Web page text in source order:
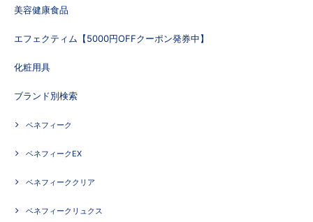
美容健康食品
エフェクティム【5000円OFFクーポン発券中】
化粧用具
ブランド別検索
ベネフィーク
ベネフィークEX
ベネフィーククリア
ベネフィークリュクス